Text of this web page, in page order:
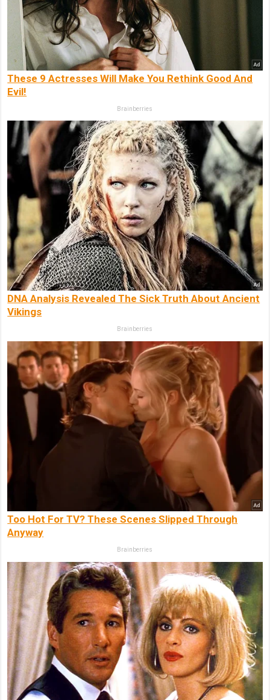
These 9 Actresses Will Make You Rethink Good And
Evil!
Brainberries
DNA Analysis Revealed The Sick Truth About Ancient
Vikings
Brainberries
Too Hot For TV? These Scenes Slipped Through
Anyway
Brainberries